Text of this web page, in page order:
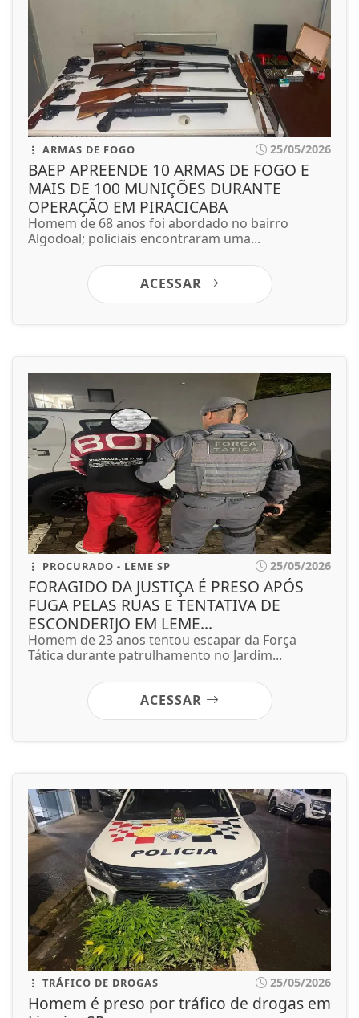
ARMAS DE FOGO 25/05/2026
BAEP APREENDE 10 ARMAS DE FOGO E
MAIS DE 100 MUNIÇÕES DURANTE
OPERAÇÃO EM PIRACICABA
Homem de 68 anos foi abordado no bairro
Algodoal; policiais encontraram uma...
ACESSAR
PROCURADO - LEME SP 25/05/2026
FORAGIDO DA JUSTIÇA É PRESO APÓS
FUGA PELAS RUAS E TENTATIVA DE
ESCONDERIJO EM LEME...
Homem de 23 anos tentou escapar da Força
Tática durante patrulhamento no Jardim...
ACESSAR
TRÁFICO DE DROGAS 25/05/2026
Homem é preso por tráfico de drogas em